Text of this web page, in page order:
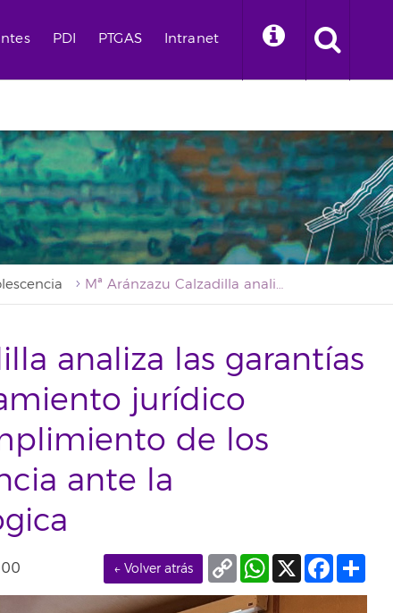
PDI PTGAS Intranet
Mª Aránzazu Calzadilla analiza las garantías que prevé el ordenamiento jurídico español para el cumplimiento de los derechos de la infancia ante la enfermedad oncológica
analiza las garantías
jurídico
de los
ante la
← Volver atrás Facebook
X
WhatsApp
Copy
Link